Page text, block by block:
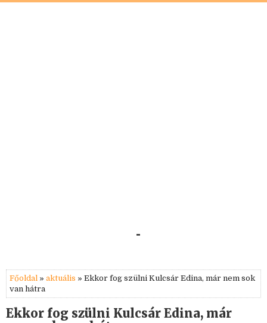
-
Főoldal » aktuális » Ekkor fog szülni Kulcsár Edina, már nem sok
van hátra
Ekkor fog szülni Kulcsár Edina, már